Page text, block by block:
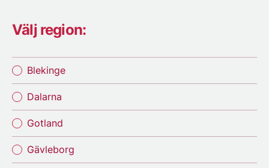
Välj region:
Blekinge
Dalarna
Gotland
Gävleborg